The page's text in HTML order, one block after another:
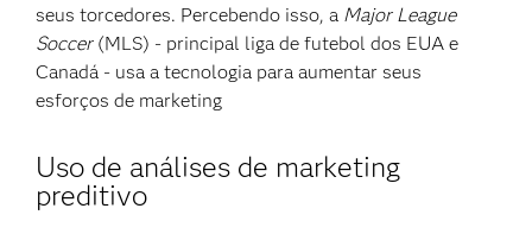
seus torcedores. Percebendo isso, a Major League
Soccer(MLS) - principal liga de futebol dos EUA e
Canadá - usa a tecnologia para aumentar seus
esforços de marketing
Uso de análises de marketing
preditivo